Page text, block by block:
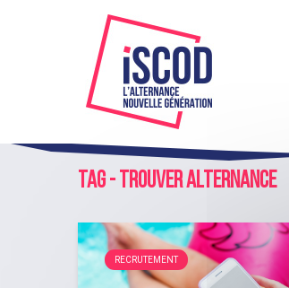
Tag - trouver alternance
RECRUTEMENT